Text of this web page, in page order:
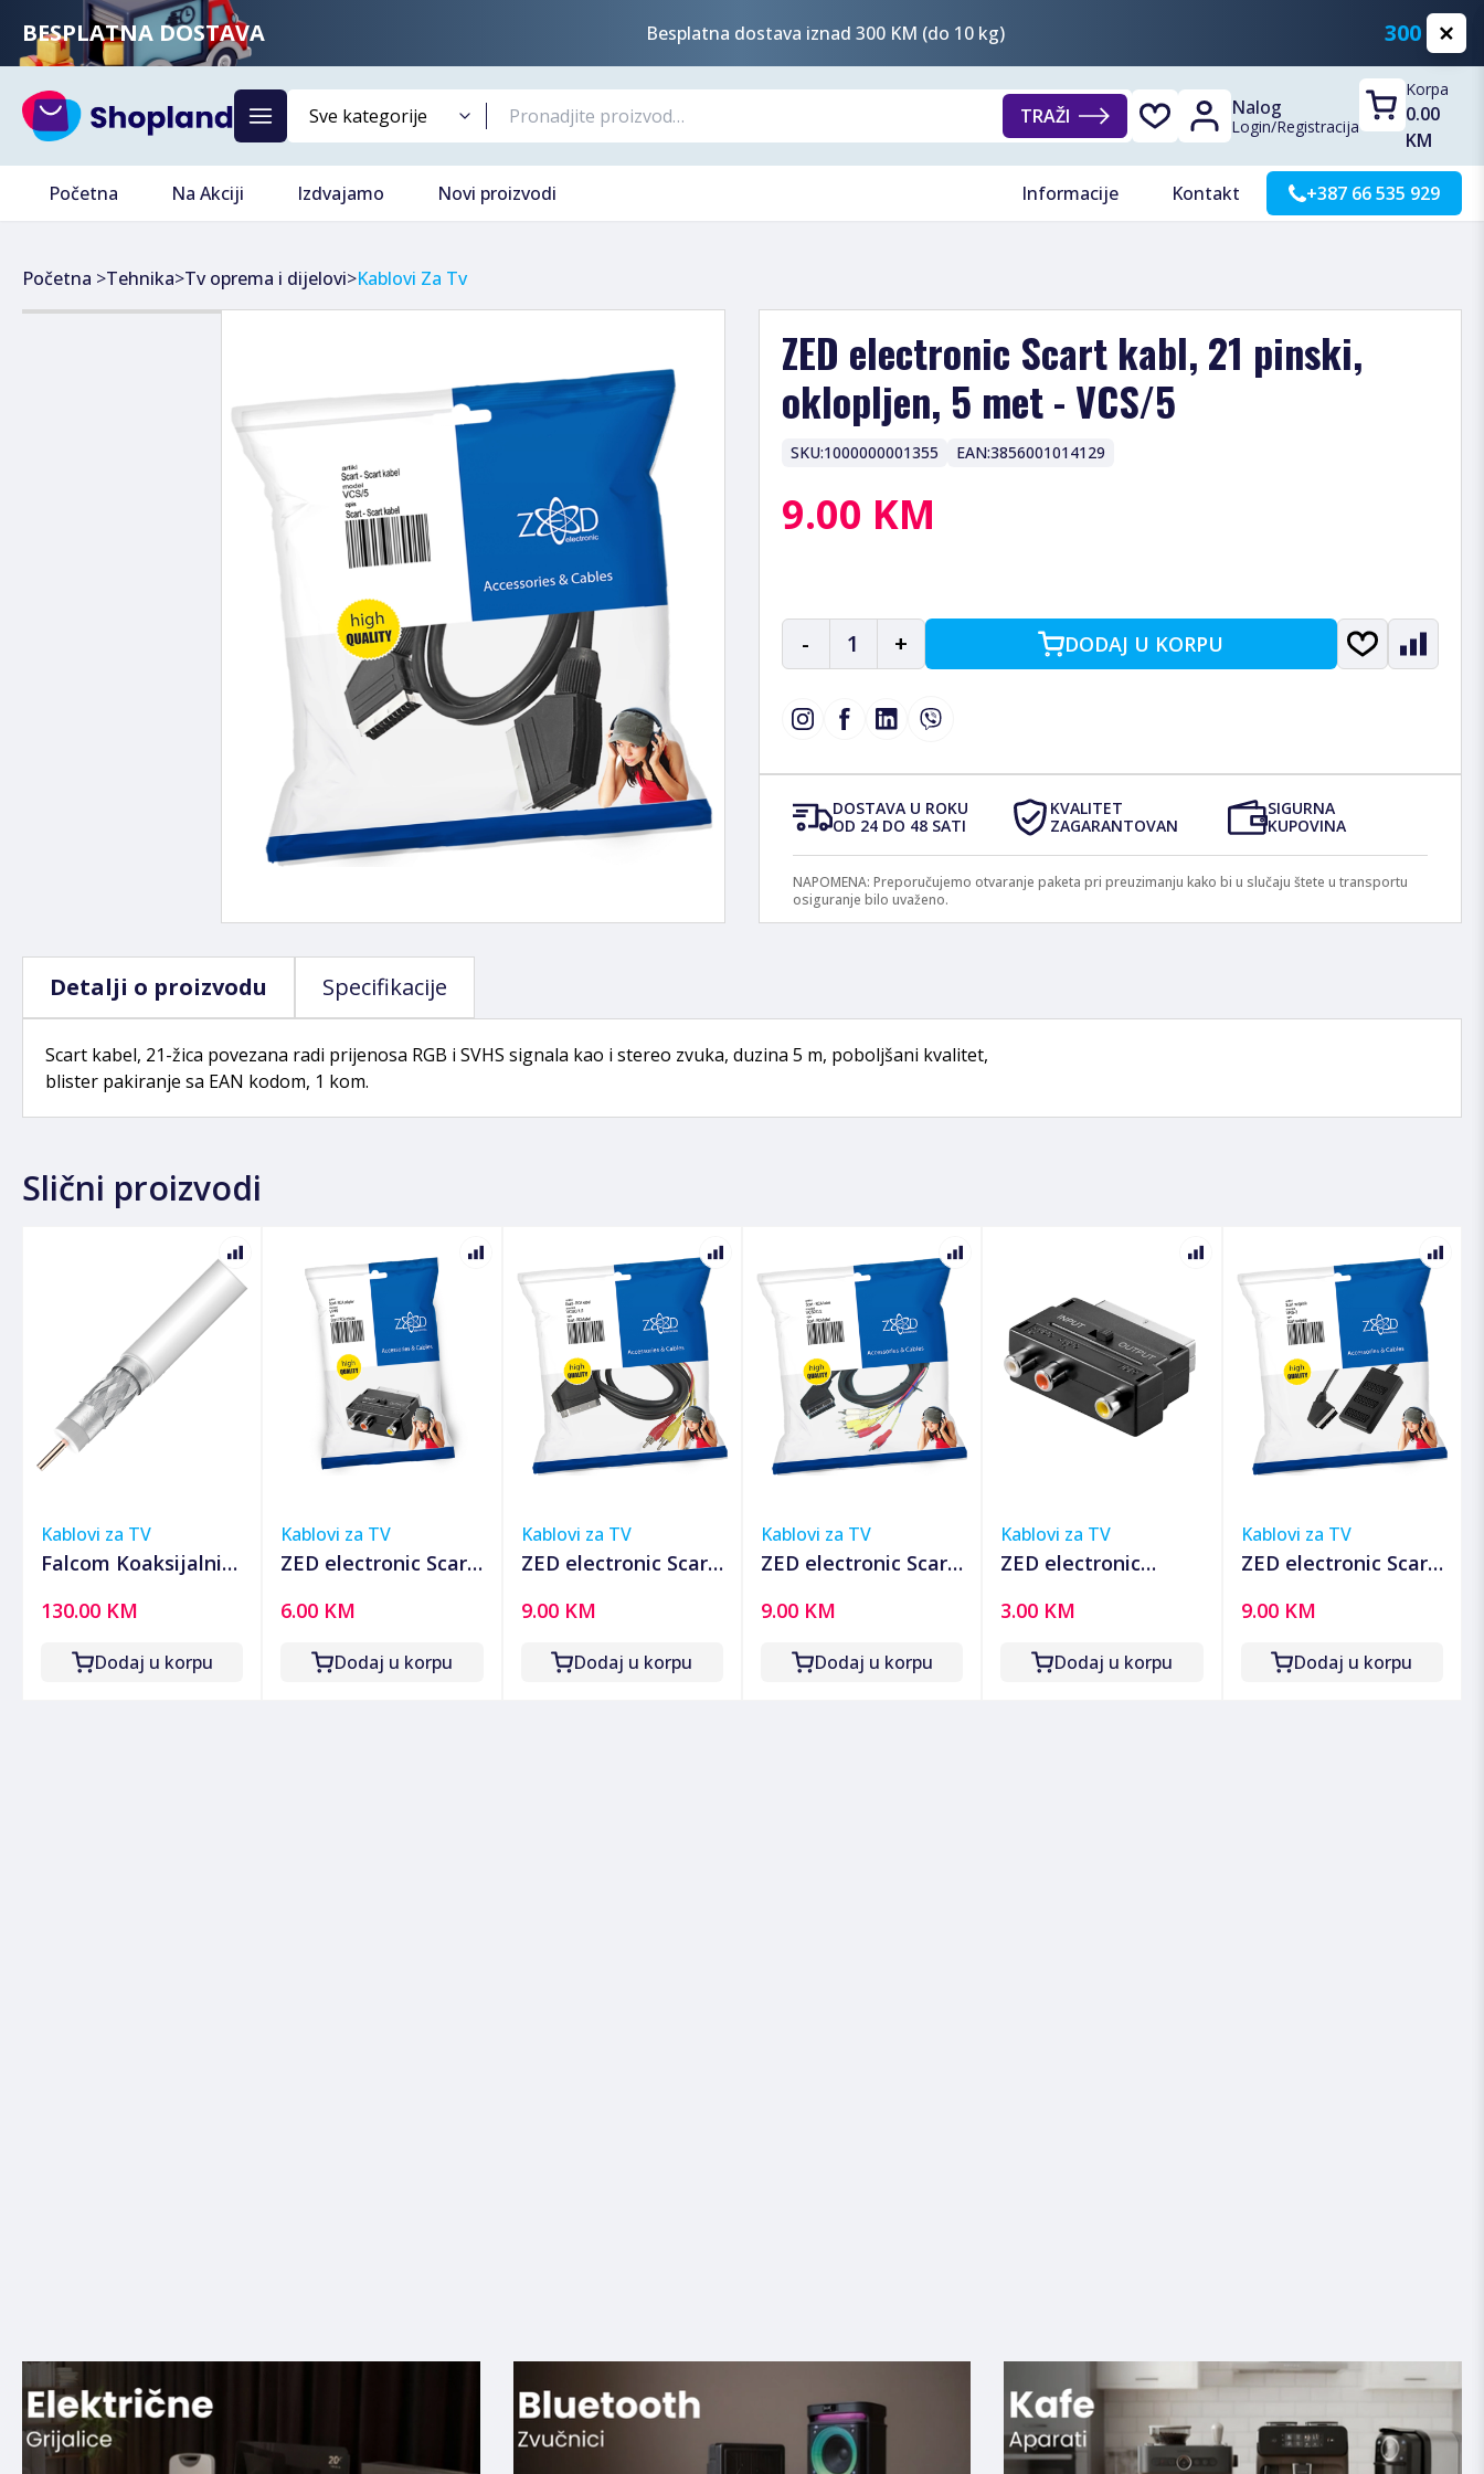
BESPLATNA DOSTAVA Besplatna dostava iznad 300 KM (do 10 kg) 300 KM
TRAŽI Nalog
Login/Registracija
Korpa
0.00
KM
Početna Na Akciji Izdvajamo Novi proizvodi Informacije Kontakt +387 66 535 929
Početna >Tehnika>Tv oprema i dijelovi>Kablovi Za Tv
ZED electronic Scart kabl, 21 pinski,
oklopljen, 5 met - VCS/5
SKU:1000000001355 EAN:3856001014129
9.00 KM
- 1 + DODAJ U KORPU
DOSTAVA U ROKU
OD 24 DO 48 SATI
KVALITET
ZAGARANTOVAN
SIGURNA
KUPOVINA
NAPOMENA: Preporučujemo otvaranje paketa pri preuzimanju kako bi u slučaju štete u transportu
osiguranje bilo uvaženo.
Detalji o proizvodu Specifikacije
Scart kabel, 21-žica povezana radi prijenosa RGB i SVHS signala kao i stereo zvuka, duzina 5 m, poboljšani kvalitet,
blister pakiranje sa EAN kodom, 1 kom.
Slični proizvodi
Kablovi za TV
Falcom Koaksijalni
100dB, pak. 305 met.
- RG6/305-PREMIUM
130.00 KM
Dodaj u korpu
Kablovi za TV
ZED electronic Scart
(činč), sa
prekidačem - VP49
6.00 KM
Dodaj u korpu
Kablovi za TV
ZED electronic Scart
met - VCSC/1,5
9.00 KM
Dodaj u korpu
Kablovi za TV
ZED electronic Scart
RCA, dužina 2.0 met
- VCS2C/2
9.00 KM
Dodaj u korpu
Kablovi za TV
ZED electronic
x činč, sa
prekidačem -
3.00 KM
Dodaj u korpu
Kablovi za TV
ZED electronic Scart
VRS-3
9.00 KM
Dodaj u korpu